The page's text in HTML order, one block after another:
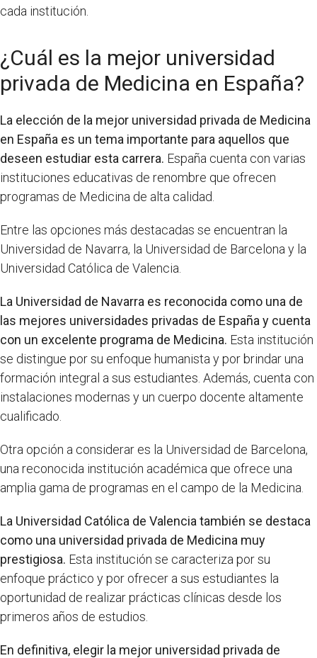
cada institución.
¿Cuál es la mejor universidad
privada de Medicina en España?
La elección de la mejor universidad privada de Medicina
en España es un tema importante para aquellos que
deseen estudiar esta carrera. España cuenta con varias
instituciones educativas de renombre que ofrecen
programas de Medicina de alta calidad.
Entre las opciones más destacadas se encuentran la
Universidad de Navarra, la Universidad de Barcelona y la
Universidad Católica de Valencia.
La Universidad de Navarra es reconocida como una de
las mejores universidades privadas de España y cuenta
con un excelente programa de Medicina. Esta institución
se distingue por su enfoque humanista y por brindar una
formación integral a sus estudiantes. Además, cuenta con
instalaciones modernas y un cuerpo docente altamente
cualificado.
Otra opción a considerar es la Universidad de Barcelona,
una reconocida institución académica que ofrece una
amplia gama de programas en el campo de la Medicina.
La Universidad Católica de Valencia también se destaca
como una universidad privada de Medicina muy
prestigiosa. Esta institución se caracteriza por su
enfoque práctico y por ofrecer a sus estudiantes la
oportunidad de realizar prácticas clínicas desde los
primeros años de estudios.
En definitiva, elegir la mejor universidad privada de